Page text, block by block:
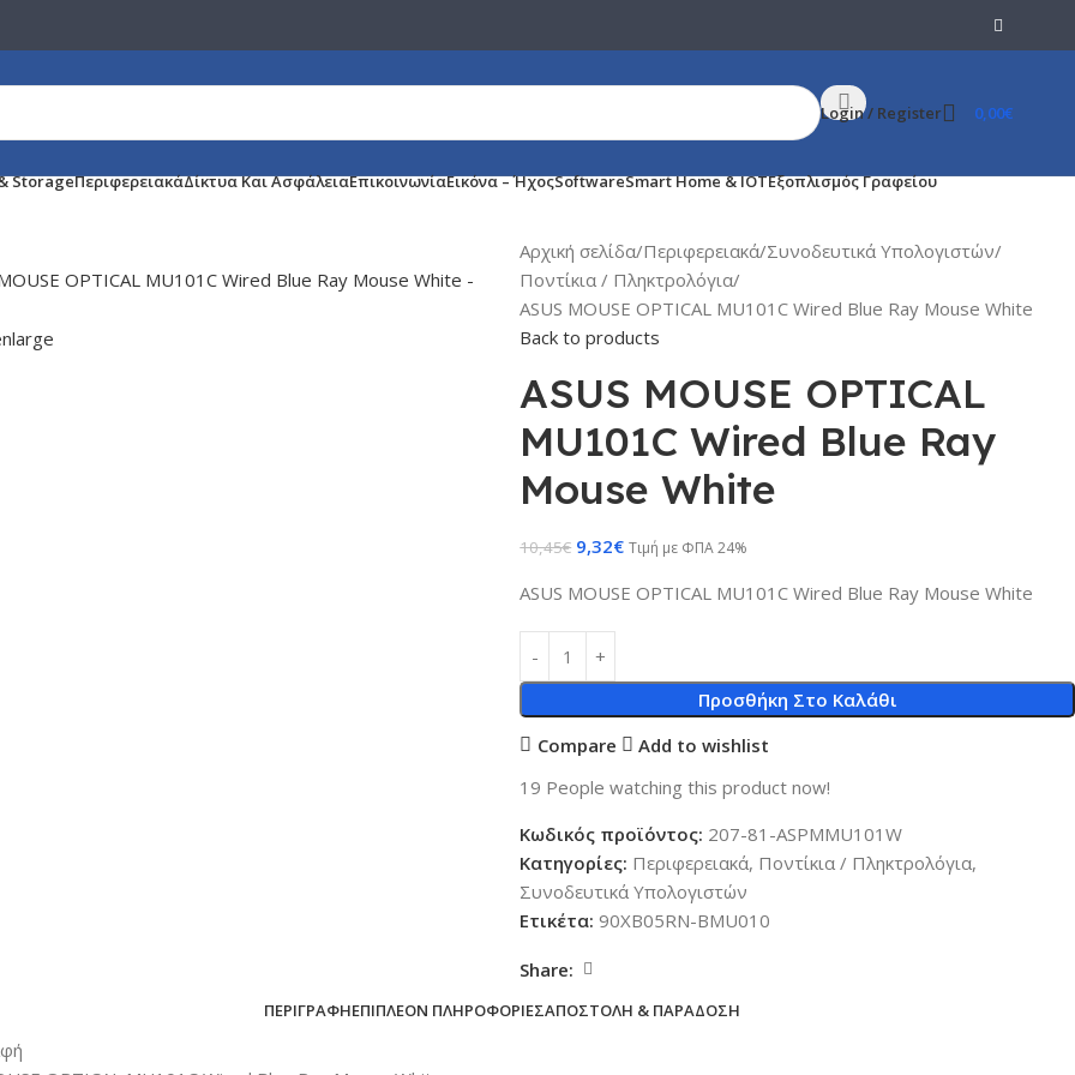
Login / Register 0,00€
StorageΠεριφερειακάΔίκτυα Και ΑσφάλειαΕπικοινωνίαΕικόνα – ΉχοςSoftwareSmart Home & IOTΕξοπλισμός Γραφείου
Αρχική σελίδα Περιφερειακά Συνοδευτικά Υπολογιστών
Ποντίκια / Πληκτρολόγια
ASUS MOUSE OPTICAL MU101C Wired Blue Ray Mouse White
Back to products
ASUS MOUSE OPTICAL
MU101C Wired Blue Ray
Mouse White
10,45€ 9,32€ Τιμή με ΦΠΑ 24%
ASUS MOUSE OPTICAL MU101C Wired Blue Ray Mouse White
Προσθήκη Στο Καλάθι
Compare
Add to wishlist
19 People watching this product now!
Κωδικός προϊόντος: 207-81-ASPMMU101W
Κατηγορίες: Περιφερειακά, Ποντίκια / Πληκτρολόγια,
Συνοδευτικά Υπολογιστών
Ετικέτα: 90XB05RN-BMU010
Share:
ΠΕΡΙΓΡΑΦΉΕΠΙΠΛΈΟΝ ΠΛΗΡΟΦΟΡΊΕΣΑΠΟΣΤΟΛΉ & ΠΑΡΆΔΟΣΗ